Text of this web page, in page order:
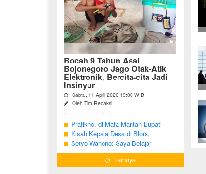
Bocah 9 Tahun Asal
Bojonegoro Jago Otak-Atik
Elektronik, Bercita-cita Jadi
Insinyur
Sabtu, 11 April 2026 19:00 WIB
Oleh Tim Redaksi
seusianya, seorang bocah dari Desa
Growok, Kecamatan Dander, Kabupaten
Bojonegoro ini justru memiliki minat
besar ...
Pratikno, di Mata Mantan Bupati
Bojonegoro, Kang Yoto
Kisah Kepala Desa di Blora,
Menjabat Tiga Periode Tapi Masih
Hidup Sederhana
Setyo Wahono: Saya Belajar
Pengabdian dari Orang Tua
Lainnya